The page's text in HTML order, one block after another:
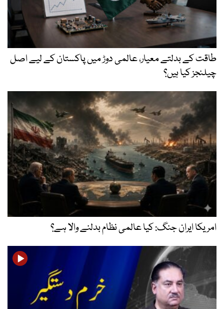
طاقت کے بدلتے معیار، عالمی دوڑ میں پاکستان کے لیے اصل
چیلنجز کیا ہیں؟
امریکا ایران جنگ: کیا عالمی نظام بدلنے والا ہے؟